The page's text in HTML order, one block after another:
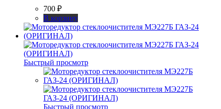
700 ₽
В корзину
Быстрый просмотр
Быстрый просмотр